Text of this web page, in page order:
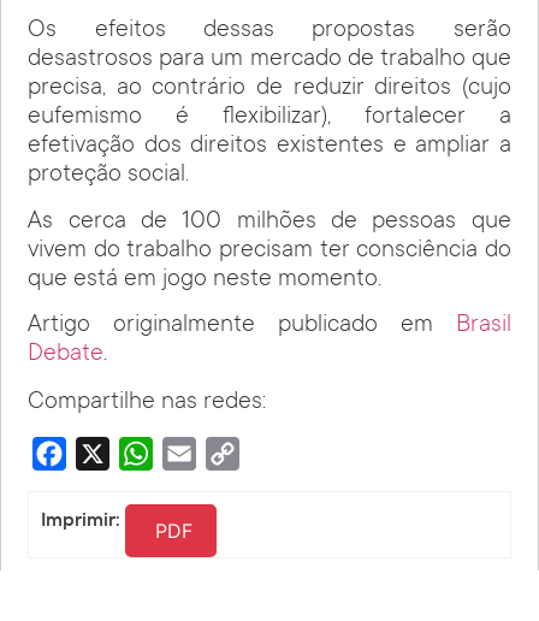
Os efeitos dessas propostas serão
desastrosos para um mercado de trabalho que
precisa, ao contrário de reduzir direitos (cujo
eufemismo é flexibilizar), fortalecer a
efetivação dos direitos existentes e ampliar a
proteção social.
As cerca de 100 milhões de pessoas que
vivem do trabalho precisam ter consciência do
que está em jogo neste momento.
Artigo originalmente publicado em Brasil
Debate.
Compartilhe nas redes:
Facebook WhatsApp
Email
Imprimir: PDF